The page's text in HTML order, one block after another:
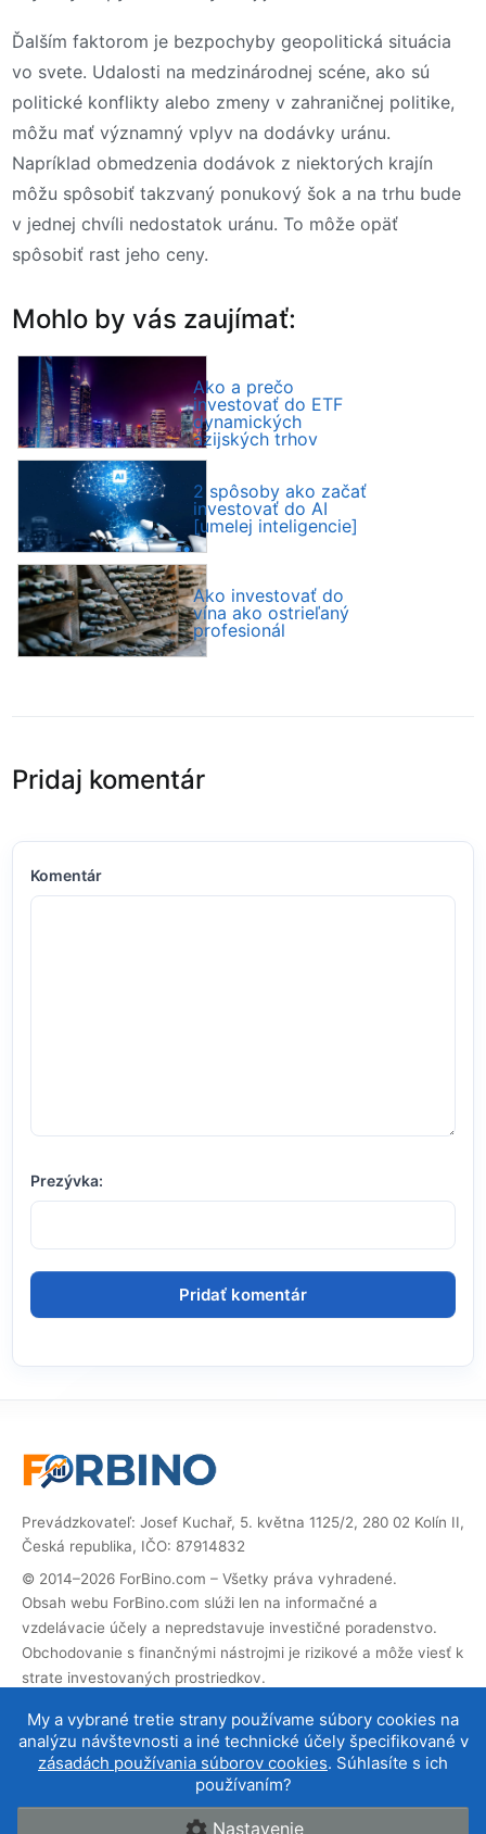
Ďalším faktorom je bezpochyby geopolitická situácia
vo svete. Udalosti na medzinárodnej scéne, ako sú
politické konflikty alebo zmeny v zahraničnej politike,
môžu mať významný vplyv na dodávky uránu.
Napríklad obmedzenia dodávok z niektorých krajín
môžu spôsobiť takzvaný ponukový šok a na trhu bude
v jednej chvíli nedostatok uránu. To môže opäť
spôsobiť rast jeho ceny.
Mohlo by vás zaujímať:
Ako a prečo
investovať do ETF
dynamických
ázijských trhov
2 spôsoby ako začať
investovať do AI
[umelej inteligencie]
Ako investovať do
vína ako ostrieľaný
profesionál
Pridaj komentár
Komentár
Prezývka:
My a vybrané tretie strany používame súbory cookies na
analýzu návštevnosti a iné technické účely špecifikované v
zásadách používania súborov cookies. Súhlasíte s ich
používaním?
Nastavenie
Prevádzkovateľ: Josef Kuchař, 5. května 1125/2, 280 02 Kolín II,
Česká republika, IČO: 87914832
© 2014–2026 ForBino.com – Všetky práva vyhradené.
Obsah webu ForBino.com slúži len na informačné a
vzdelávacie účely a nepredstavuje investičné poradenstvo.
Obchodovanie s finančnými nástrojmi je rizikové a môže viesť k
strate investovaných prostriedkov.
vykonáte registráciu, dostaneme províziu, vďaka ktorej
môžeme web prevádzkovať a ďalej rozvíjať. Na cenu služby pre
vás to nemá vplyv a affiliate spolupráce neovplyvňujú naše